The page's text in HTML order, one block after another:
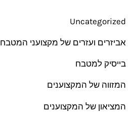
Uncategorized
אביזרים ועזרים של מקצועני המטבח
בייסיק למטבח
המזווה של המקצוענים
המציאון של המקצוענים